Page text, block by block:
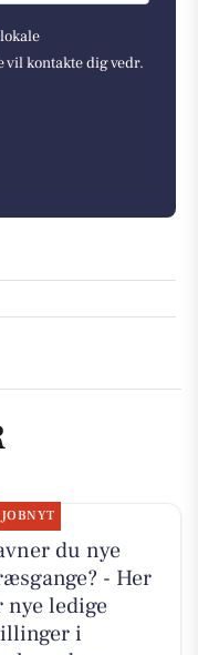
kontakte dig vedr.
JOBNYT
du nye
- Her
nye ledige
i